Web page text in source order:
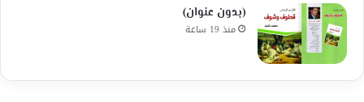
(بدون عنوان)
منذ 19 ساعة